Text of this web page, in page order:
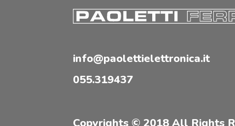
info@paolettielettronica.it
055.319437
Copyrights © 2018 All Rights